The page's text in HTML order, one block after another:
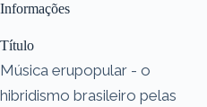
Informações
Título
Música erupopular - o
hibridismo brasileiro pelas